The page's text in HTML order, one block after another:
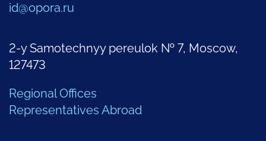
id@opora.ru
2-y Samotechnyy pereulok № 7, Moscow,
127473
Regional Offices
Representatives Abroad